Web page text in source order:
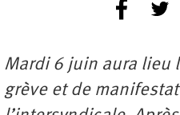
Mardi 6 juin aura lieu
grève et de